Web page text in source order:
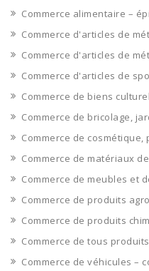
Commerce alimentaire –
Commerce d'articles de
Commerce d'articles de
Commerce d'articles de
Commerce de biens
Commerce de bricolage,
Commerce de cosmétique,
Commerce de matériaux
Commerce de meubles et
Commerce de produits
Commerce de produits
Commerce de tous
Commerce de véhicules –